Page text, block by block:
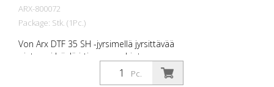
ARX-800072
Package: Stk. (1Pc.)
Von Arx DTF 35 SH -jyrsimellä jyrsittävää
pintaa ei lyödä irti, vaan se hiotaan
huolellisesti. Näin koneen kulku on
tasaista ja saadaan aikaan tasaisen hieno
Pc.